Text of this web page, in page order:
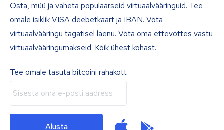
Osta, müü ja vaheta populaarseid virtuaalvääringuid. Tee
omale isiklik VISA deebetkaart ja IBAN. Võta
virtuaalvääringu tagatisel laenu. Võta oma ettevõttes vastu
virtuaalvääringumakseid. Kõik ühest kohast.
Tee omale tasuta bitcoini rahakott
Alusta